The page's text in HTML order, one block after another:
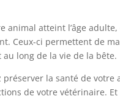
animal atteint l’âge adulte,
Ceux-ci permettent de
long de la vie de la bête.
préserver la santé de votre
de votre vétérinaire. Et